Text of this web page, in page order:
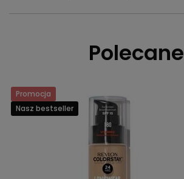
Polecane
Promocja
Nasz bestseller